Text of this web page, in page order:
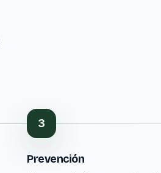
3
Prevención